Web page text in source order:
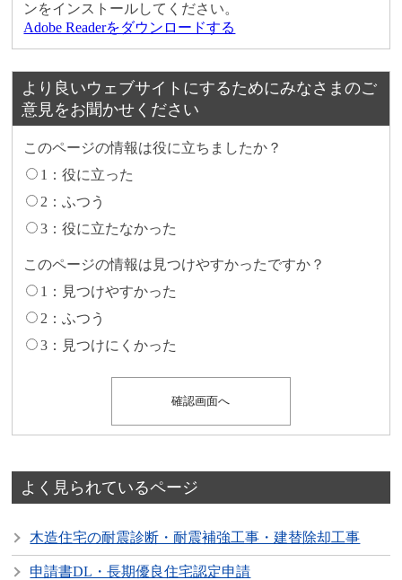
ンをインストールしてください。
Adobe Readerをダウンロードする
より良いウェブサイトにするためにみなさまのご
意見をお聞かせください
このページの情報は役に立ちましたか？
1：役に立った
2：ふつう
3：役に立たなかった
このページの情報は見つけやすかったですか？
1：見つけやすかった
2：ふつう
3：見つけにくかった
よく見られているページ
木造住宅の耐震診断・耐震補強工事・建替除却工事
申請書DL・長期優良住宅認定申請